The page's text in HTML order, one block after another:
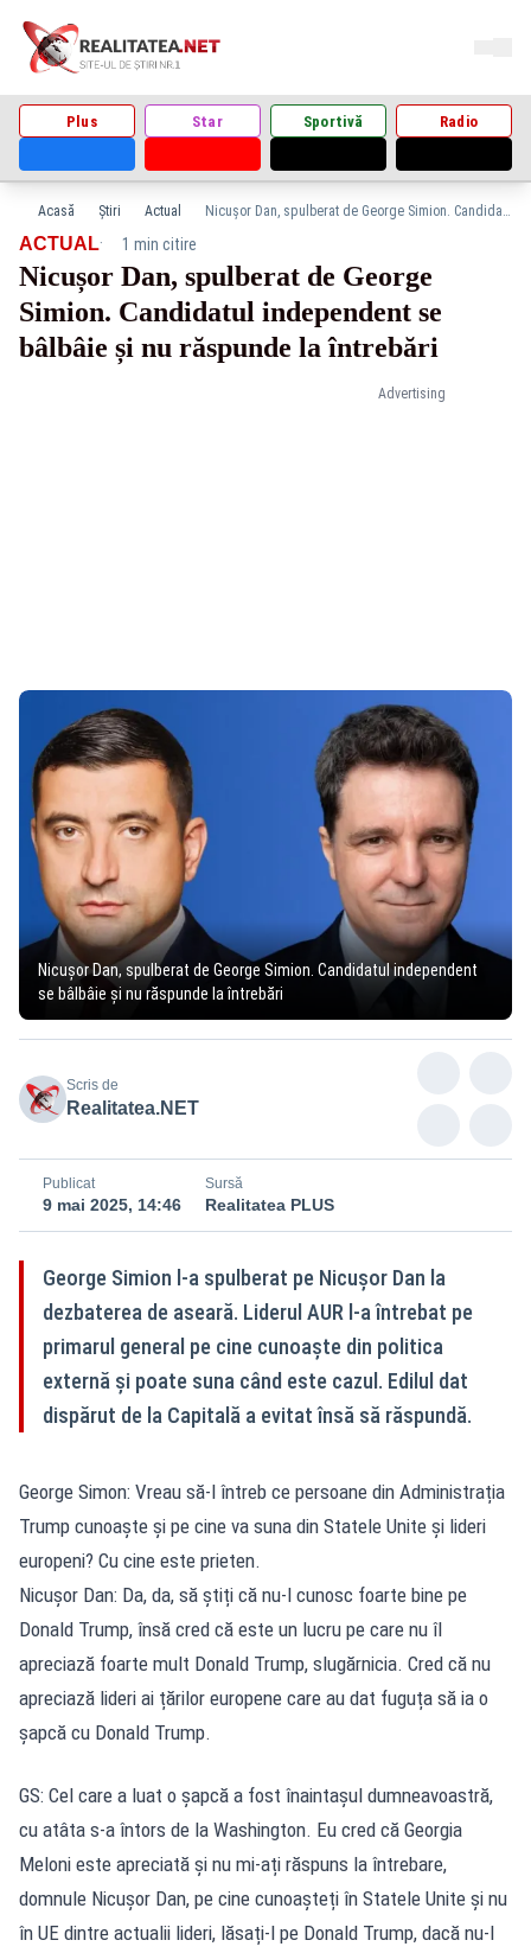
Plus Star Sportivă Radio
Acasă Știri Actual Nicușor Dan, spulberat de George Simion. Candidatul independent se bâlbâie și nu răspunde la întrebări
Advertising
ACTUAL· 1 min citire
Nicușor Dan, spulberat de George
Simion. Candidatul independent se
bâlbâie și nu răspunde la întrebări
Nicușor Dan, spulberat de George Simion. Candidatul independent
se bâlbâie și nu răspunde la întrebări
Scris de
Realitatea.NET
Publicat
9 mai 2025, 14:46
Sursă
Realitatea PLUS
George Simion l-a spulberat pe Nicușor Dan la
dezbaterea de aseară. Liderul AUR l-a întrebat pe
primarul general pe cine cunoaște din politica
externă și poate suna când este cazul. Edilul dat
dispărut de la Capitală a evitat însă să răspundă.
George Simon: Vreau să-l întreb ce persoane din Administrația
Trump cunoaște și pe cine va suna din Statele Unite și lideri
europeni? Cu cine este prieten.
Nicușor Dan: Da, da, să știți că nu-l cunosc foarte bine pe
Donald Trump, însă cred că este un lucru pe care nu îl
apreciază foarte mult Donald Trump, slugărnicia. Cred că nu
apreciază lideri ai țărilor europene care au dat fuguța să ia o
șapcă cu Donald Trump.
GS: Cel care a luat o șapcă a fost înaintașul dumneavoastră,
cu atâta s-a întors de la Washington. Eu cred că Georgia
Meloni este apreciată și nu mi-ați răspuns la întrebare,
domnule Nicușor Dan, pe cine cunoașteți în Statele Unite și nu
în UE dintre actualii lideri, lăsați-l pe Donald Trump, dacă nu-l